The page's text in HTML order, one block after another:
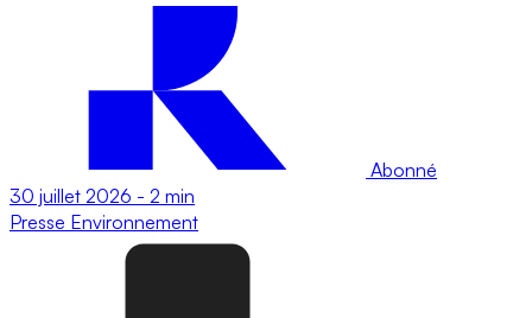
Abonné
30 juillet 2026 - 2 min
Presse Environnement